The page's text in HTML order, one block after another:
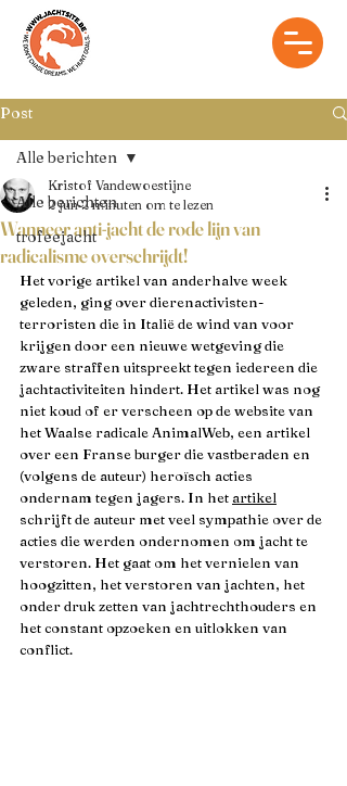
Post
Alle berichten
trofeejacht
Alle berichten
Wanneer anti-jacht de rode lijn van
radicalisme overschrijdt!
Kristof Vandewoestijne
2 jun 2 minuten om te lezen
Het vorige artikel van anderhalve week
geleden, ging over dierenactivisten-
terroristen die in Italië de wind van voor
krijgen door een nieuwe wetgeving die
zware straffen uitspreekt tegen iedereen die
jachtactiviteiten hindert. Het artikel was nog
niet koud of er verscheen op de website van
het Waalse radicale AnimalWeb, een artikel
over een Franse burger die vastberaden en
(volgens de auteur) heroïsch acties
ondernam tegen jagers. In het artikel
schrijft de auteur met veel sympathie over de
acties die werden ondernomen om jacht te
verstoren. Het gaat om het vernielen van
hoogzitten, het verstoren van jachten, het
onder druk zetten van jachtrechthouders en
het constant opzoeken en uitlokken van
conflict.